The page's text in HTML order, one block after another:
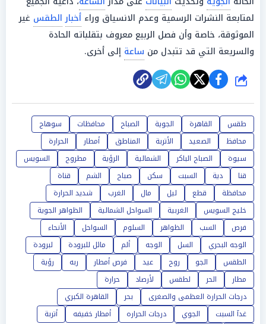
لمتابعة النشرات الرسمية وعدم الانسياق وراء أخبار الطقس غير
الموثوقة، خاصة وأن فصل الربيع معروف بتقلباته الحادة
والسريعة التي قد تتبدل من ساعة إلى أخرى.
شارك
طقس القاهرة الجوية الصباح محافظات
سوهاج
محافظ
الصعيد الأتربة المناطق أمطار
الحرارة
سيوة
الصباح الباكر الشمالية الرؤية مطروح
السويس
قنا
دية السبت سكن صباح الشم
قناة
محافظة
قطع ليل مال الغرب
شديد الحرارة
خليج السويس
الغربية السواحل الشمالية
الظواهر الجوية
فرص
السب الظواهر السلوم السواحل
الأنحاء
الوجه البحري
السل الوجه ألم مائل للبرودة
لبرودة
الطقس
الجو روح عيد فرص أمطار ربه
رؤية
مطار
الحر لطقس لأرصاد
حرارة
درجات الحرارة العظمى والصغرى
بحر
القاهرة الكبري
غدآ السبت
الجوي درجات الحراره أمطار خفيفه
أتربة